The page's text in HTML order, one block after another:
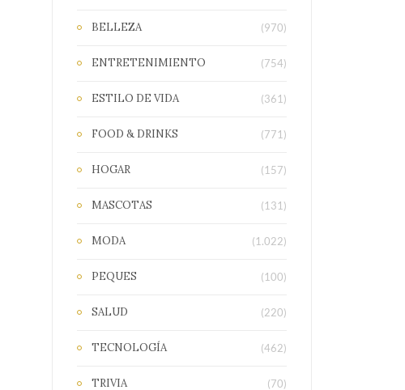
BELLEZA (970)
ENTRETENIMIENTO (754)
ESTILO DE VIDA (361)
FOOD & DRINKS (771)
HOGAR (157)
MASCOTAS (131)
MODA (1.022)
PEQUES (100)
SALUD (220)
TECNOLOGÍA (462)
TRIVIA (70)